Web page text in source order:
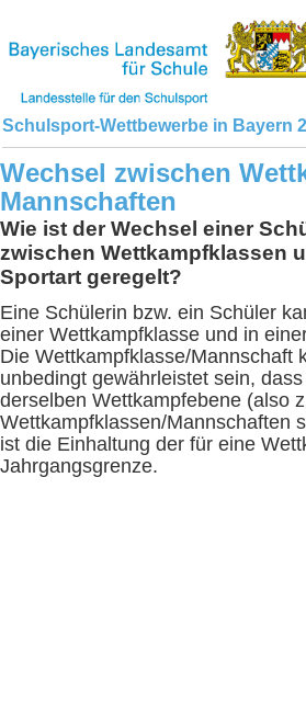
Schulsport-Wettbewerbe in Bayern
Wechsel zwischen
Mannschaften
Wie ist der Wechsel einer
zwischen Wettkampfklassen
Sportart geregelt?
Eine Schülerin bzw. ein Schüler
einer Wettkampfklasse und in
Die Wettkampfklasse/Mannschaft
unbedingt gewährleistet sein,
derselben Wettkampfebene (also
Wettkampfklassen/Mannschaften
ist die Einhaltung der für eine
Jahrgangsgrenze.